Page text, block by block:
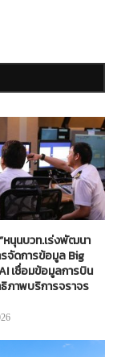
นุนบวท.เร่งพัฒนา
จัดการข้อมูล Big
เชื่อมข้อมูลการบิน
ภาพบริการจราจร